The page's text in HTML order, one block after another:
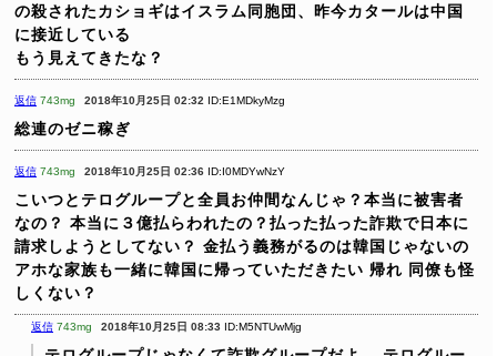
の殺されたカショギはイスラム同胞団、昨今カタールは中国
に接近している
もう見えてきたな？
返信 743mg 2018年10月25日 02:32 ID:E1MDkyMzg
総連のゼニ稼ぎ
返信 743mg 2018年10月25日 02:36 ID:I0MDYwNzY
こいつとテログループと全員お仲間なんじゃ？本当に被害者
なの？ 本当に３億払らわれたの？払った払った詐欺で日本に
請求しようとしてない？ 金払う義務がるのは韓国じゃないの
アホな家族も一緒に韓国に帰っていただきたい 帰れ 同僚も怪
しくない？
返信 743mg 2018年10月25日 08:33 ID:M5NTUwMjg